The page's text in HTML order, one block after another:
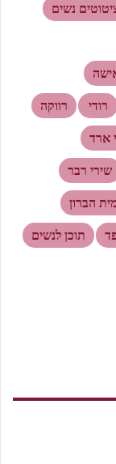
נשים
רודי רווקה
ארד
שירי רבר
הברון
תוכן לנשים